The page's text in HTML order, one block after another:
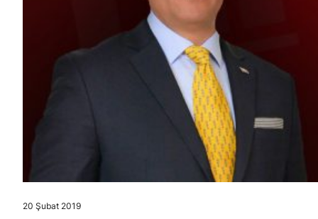
20 Şubat 2019